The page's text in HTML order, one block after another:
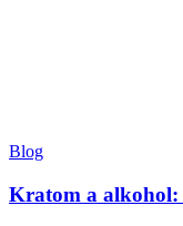
Blog
Kratom a alkohol: